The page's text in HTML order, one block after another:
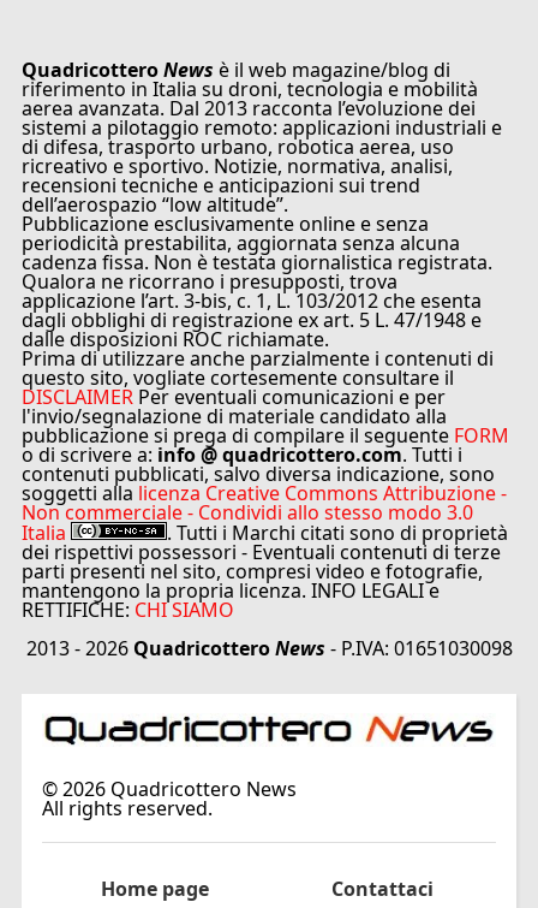
QuadricotteroNews è il web magazine/blog di
riferimento in Italia su droni, tecnologia e mobilità
aerea avanzata. Dal 2013 racconta l’evoluzione dei
sistemi a pilotaggio remoto: applicazioni industriali e
di difesa, trasporto urbano, robotica aerea, uso
ricreativo e sportivo. Notizie, normativa, analisi,
recensioni tecniche e anticipazioni sui trend
dell’aerospazio “low altitude”.
Pubblicazione esclusivamente online e senza
periodicità prestabilita, aggiornata senza alcuna
cadenza fissa. Non è testata giornalistica registrata.
Qualora ne ricorrano i presupposti, trova
applicazione l’art. 3-bis, c. 1, L. 103/2012 che esenta
dagli obblighi di registrazione ex art. 5 L. 47/1948 e
dalle disposizioni ROC richiamate.
Prima di utilizzare anche parzialmente i contenuti di
questo sito, vogliate cortesemente consultare il
DISCLAIMER Per eventuali comunicazioni e per
l'invio/segnalazione di materiale candidato alla
pubblicazione si prega di compilare il seguente FORM
o di scrivere a: info @ quadricottero.com. Tutti i
contenuti pubblicati, salvo diversa indicazione, sono
soggetti alla licenza Creative Commons Attribuzione -
Non commerciale - Condividi allo stesso modo 3.0
Italia . Tutti i Marchi citati sono di proprietà
dei rispettivi possessori - Eventuali contenuti di terze
parti presenti nel sito, compresi video e fotografie,
mantengono la propria licenza. INFO LEGALI e
RETTIFICHE: CHI SIAMO
2013 - 2026 QuadricotteroNews - P.IVA: 01651030098
©2026Quadricottero News
All rights reserved.
Home page Contattaci